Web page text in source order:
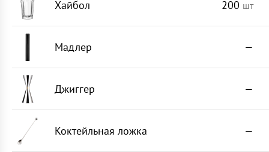
Хайбол 200 шт
Мадлер —
Джиггер —
Коктейльная ложка —